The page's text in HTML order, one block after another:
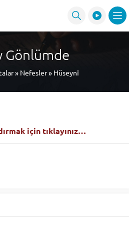
Gönlümde
» Nefesler» Hüseynî
için tıklayınız…